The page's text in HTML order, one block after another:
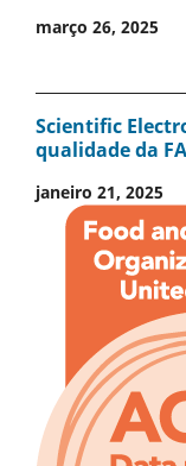
março 26, 2025
Scientific
qualidade da
janeiro 21, 2025